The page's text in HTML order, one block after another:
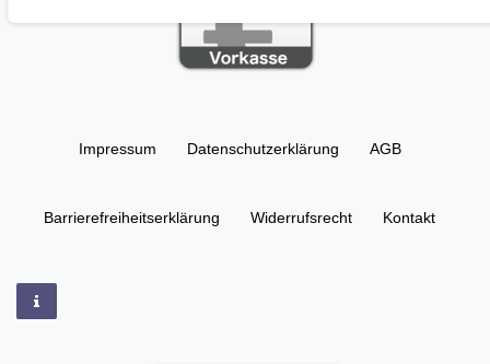
Impressum Daten­schutz­erklärung AGB
Barrierefreiheitserklärung Widerrufs­recht Kontakt